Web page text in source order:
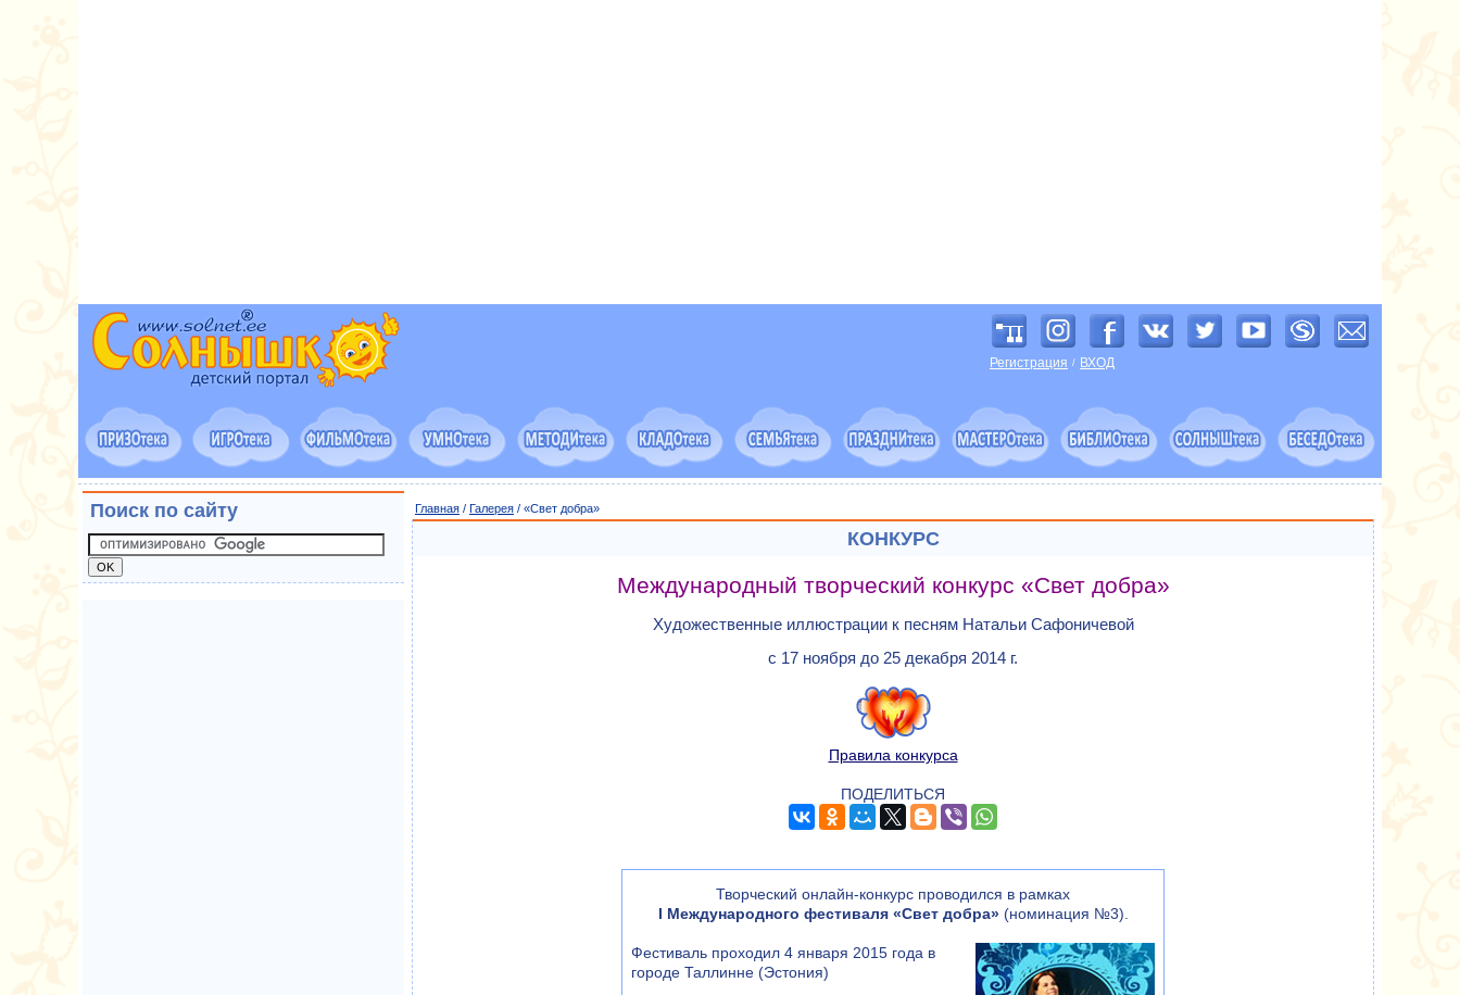
Регистрация / ВХОД
Главная / Галерея / «Свет добра»
КОНКУРС
Международный творческий конкурс «Свет добра»
Художественные иллюстрации к песням Натальи Сафоничевой
с 17 ноября до 25 декабря 2014 г.
Правила конкурса
ПОДЕЛИТЬСЯ
Творческий онлайн-конкурс проводился в рамках
I Международного фестиваля «Свет добра»(номинация №3).
Фестиваль проходил 4 января 2015 года в
городе Таллинне (Эстония)
Поиск по сайту